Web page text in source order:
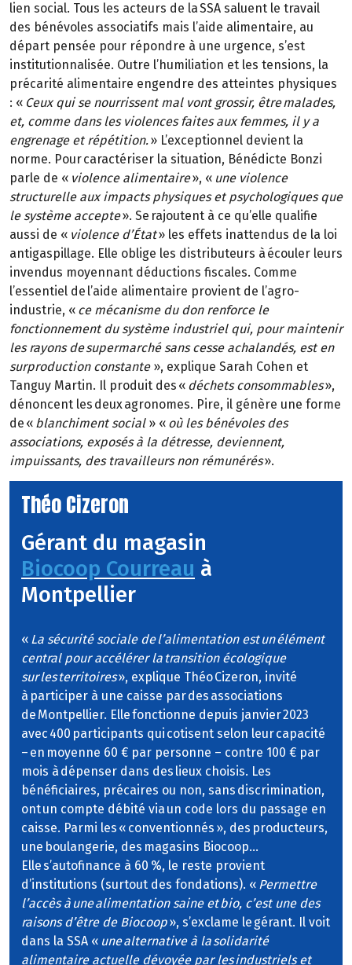
lien social. Tous les acteurs de la SSA saluent le travail
des bénévoles associatifs mais l’aide alimentaire, au
départ pensée pour répondre à une urgence, s’est
institutionnalisée. Outre l’humiliation et les tensions, la
précarité alimentaire engendre des atteintes physiques
: « Ceux qui se nourrissent mal vont grossir, être malades,
et, comme dans les violences faites aux femmes, il y a
engrenage et répétition.» L’exceptionnel devient la
norme. Pour caractériser la situation, Bénédicte Bonzi
parle de « violence alimentaire», « une violence
structurelle aux impacts physiques et psychologiques que
le système accepte». Se rajoutent à ce qu’elle qualifie
aussi de « violence d’État» les effets inattendus de la loi
antigaspillage. Elle oblige les distributeurs à écouler leurs
invendus moyennant déductions fiscales. Comme
l’essentiel de l’aide alimentaire provient de l’agro-
industrie, « ce mécanisme du don renforce le
fonctionnement du système industriel qui, pour maintenir
les rayons de supermarché sans cesse achalandés, est en
surproduction constante», explique Sarah Cohen et
Tanguy Martin. Il produit des « déchets consommables»,
dénoncent les deux agronomes. Pire, il génère une forme
de « blanchiment social» « où les bénévoles des
associations, exposés à la détresse, deviennent,
impuissants, des travailleurs non rémunérés».
Théo Cizeron
Gérant du magasin
Biocoop Courreau à
Montpellier
« La sécurité sociale de l’alimentation est un élément
central pour accélérer la transition écologique
sur les territoires», explique Théo Cizeron, invité
à participer à une caisse par des associations
de Montpellier. Elle fonctionne depuis janvier 2023
avec 400 participants qui cotisent selon leur capacité
– en moyenne 60 € par personne – contre 100 € par
mois à dépenser dans des lieux choisis. Les
bénéficiaires, précaires ou non, sans discrimination,
ont un compte débité via un code lors du passage en
caisse. Parmi les « conventionnés », des producteurs,
une boulangerie, des magasins Biocoop…
Elle s’autofinance à 60 %, le reste provient
d’institutions (surtout des fondations). « Permettre
l’accès à une alimentation saine et bio, c’est une des
raisons d’être de Biocoop», s’exclame le gérant. Il voit
dans la SSA « une alternative à la solidarité
alimentaire actuelle dévoyée par les industriels et